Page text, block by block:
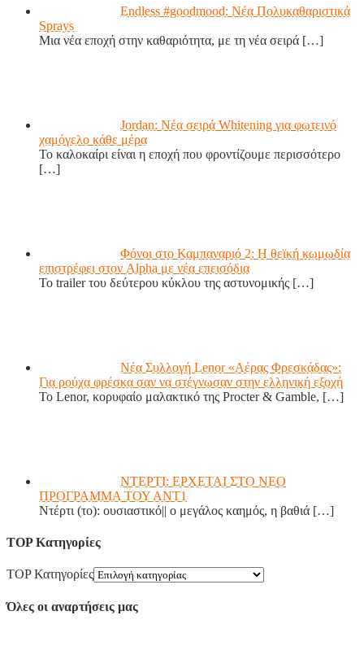
Endless #goodmood: Νέα Πολυκαθαριστικά
Sprays
Μια νέα εποχή στην καθαριότητα, με τη νέα σειρά […]
Jordan: Νέα σειρά Whitening για φωτεινό
χαμόγελο κάθε μέρα
Το καλοκαίρι είναι η εποχή που φροντίζουμε περισσότερο
[…]
Φόνοι στο Καμπαναριό 2: Η θεϊκή κωμωδία
επιστρέφει στον Alpha με νέα επεισόδια
Το trailer του δεύτερου κύκλου της αστυνομικής […]
Νέα Συλλογή Lenor «Αέρας Φρεσκάδας»:
Για ρούχα φρέσκα σαν να στέγνωσαν στην ελληνική εξοχή
Το Lenor, κορυφαίο μαλακτικό της Procter & Gamble, […]
ΝΤΕΡΤΙ: ΕΡΧΕΤΑΙ ΣΤΟ ΝΕΟ
ΠΡΟΓΡΑΜΜΑ ΤΟΥ ΑΝΤ1
Ντέρτι (το): ουσιαστικό|| ο μεγάλος καημός, η βαθιά […]
TOP Κατηγορίες
TOP Κατηγορίες
Όλες οι αναρτήσεις μας